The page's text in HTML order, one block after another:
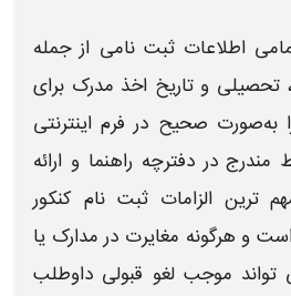
اطلاعات ثبت‌ نامی از جمله
تحصیلی وتاریخ اخذ مدرک برای
به‌صورت صحیح در فرم اینترنتی
مندرج در دفترچه راهنما و ارائه
ترین الزاماتثبت نام کنکور
و هرگونه مغایرت در مدارک یا
موجب لغو قبولی داوطلب